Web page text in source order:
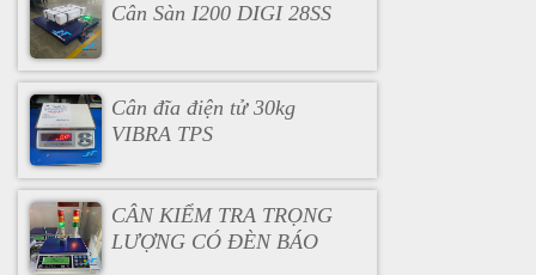
Cân Sàn I200 DIGI 28SS
Cân đĩa điện tử 30kg
VIBRA TPS
CÂN KIỂM TRA TRỌNG
LƯỢNG CÓ ĐÈN BÁO